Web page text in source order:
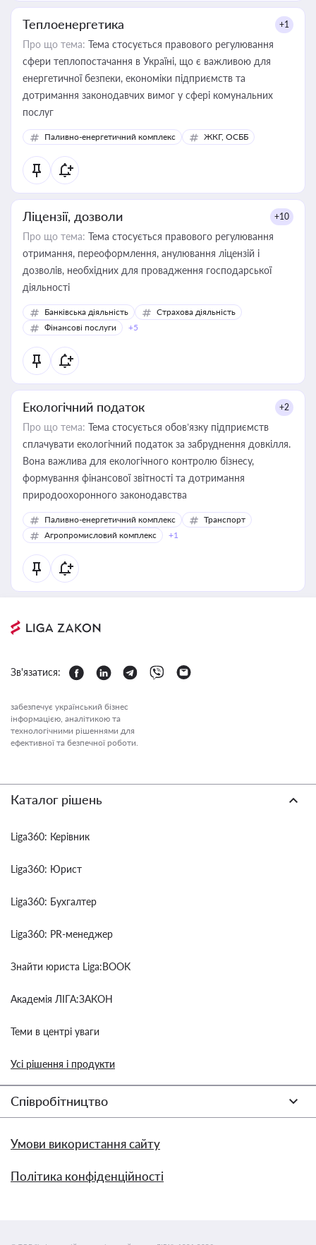
Теплоенергетика +1
Про що тема: Тема стосується правового регулювання
сфери теплопостачання в Україні, що є важливою для
енергетичної безпеки, економіки підприємств та
дотримання законодавчих вимог у сфері комунальних
послуг
Паливно-енергетичний комплекс ЖКГ, ОСББ
Ліцензії, дозволи +10
Про що тема: Тема стосується правового регулювання
отримання, переоформлення, анулювання ліцензій і
дозволів, необхідних для провадження господарської
діяльності
Банківська діяльність
Страхова діяльність
Фінансові послуги
+5
Екологічний податок +2
Про що тема: Тема стосується обов’язку підприємств
сплачувати екологічний податок за забруднення довкілля.
Вона важлива для екологічного контролю бізнесу,
формування фінансової звітності та дотримання
природоохоронного законодавства
Паливно-енергетичний комплекс
Транспорт
Агропромисловий комплекс
+1
Зв'язатися:
забезпечує український бізнес
інформацією, аналітикою та
технологічними рішеннями для
ефективної та безпечної роботи.
Каталог рішень
Liga360: Керівник
Liga360: Юрист
Liga360: Бухгалтер
Liga360: PR-менеджер
Знайти юриста Liga:BOOK
Академія ЛІГА:ЗАКОН
Теми в центрі уваги
Усі рішення і продукти
Співробітництво
Умови використання сайту
Політика конфіденційності